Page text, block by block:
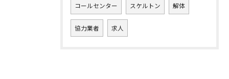
コールセンター スケルトン 解体
協力業者 求人